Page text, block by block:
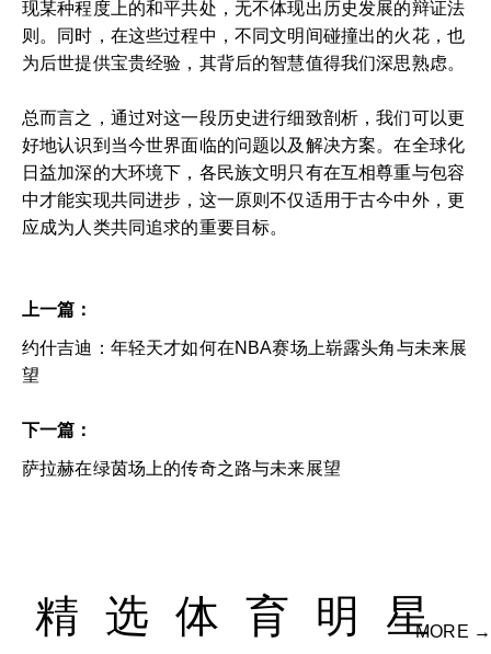
现某种程度上的和平共处，无不体现出历史发展的辩证法
则。同时，在这些过程中，不同文明间碰撞出的火花，也
为后世提供宝贵经验，其背后的智慧值得我们深思熟虑。
总而言之，通过对这一段历史进行细致剖析，我们可以更
好地认识到当今世界面临的问题以及解决方案。在全球化
日益加深的大环境下，各民族文明只有在互相尊重与包容
中才能实现共同进步，这一原则不仅适用于古今中外，更
应成为人类共同追求的重要目标。
上一篇：
约什吉迪：年轻天才如何在NBA赛场上崭露头角与未来展
望
下一篇：
萨拉赫在绿茵场上的传奇之路与未来展望
精选体育明星
MORE →